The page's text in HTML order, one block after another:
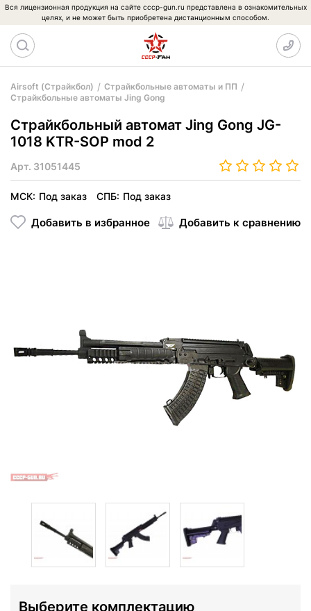
Вся лицензионная продукция на сайте cccp-gun.ru представлена в ознакомительных
целях, и не может быть приобретена дистанционным способом.
Airsoft (Страйкбол)
Страйкбольные автоматы и ПП
Страйкбольные автоматы Jing Gong
Страйкбольный автомат Jing Gong JG-
1018 KTR-SOP mod 2
Арт. 31051445
МСК: Под заказ СПБ: Под заказ
Добавить в избранное Добавить к сравнению
Выберите комплектацию